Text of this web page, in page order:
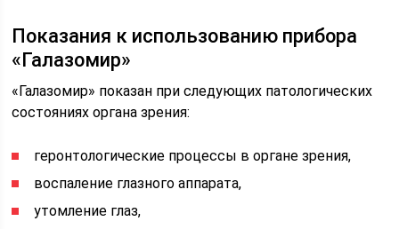
Показания к использованию прибора
«Галазомир»
«Галазомир» показан при следующих патологических
состояниях органа зрения:
геронтологические процессы в органе зрения,
воспаление глазного аппарата,
утомление глаз,